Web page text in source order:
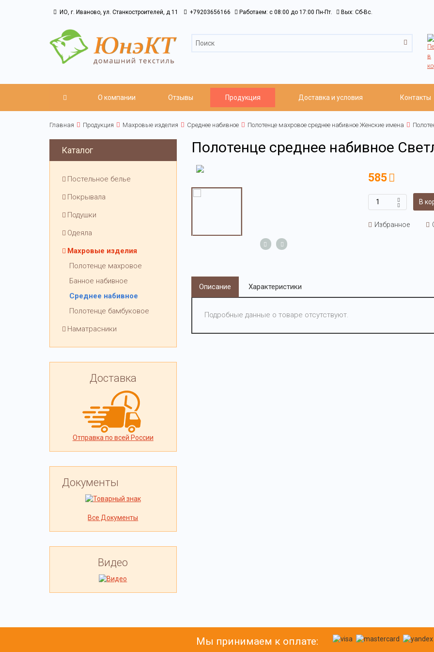
ИО, г. Иваново, ул. Станкостроителей, д 11 +79203656166 Работаем: c 08:00 до 17:00 Пн-Пт. Вых: Сб-Вс.
О компании Отзывы Продукция Доставка и условия Контакты
Главная Продукция Махровые изделия Среднее набивное Полотенце махровое среднее набивное Женские имена
Каталог
Постельное белье
Покрывала
Подушки
Одеяла
Махровые изделия
Полотенце махровое
Банное набивное
Среднее набивное
Полотенце бамбуковое
Наматрасники
Доставка
Отправка по всей России
Документы
Все Документы
Видео
Полотенце среднее набивное
585
В
Избранное
Описание Характеристики
Подробные данные о товаре отсутствуют.
Мы принимаем к оплате: